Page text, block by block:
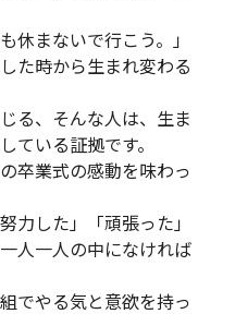
休まないで行こう。」
た時から生まれ変わる
る、そんな人は、生ま
ている証拠です。
卒業式の感動を味わっ
力した」「頑張った」
人一人の中になければ
でやる気と意欲を持っ